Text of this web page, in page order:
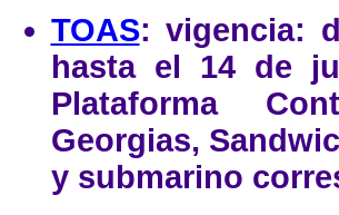
TOAS: vigencia:
hasta el 14 de
Plataforma
Georgias,
y submarino